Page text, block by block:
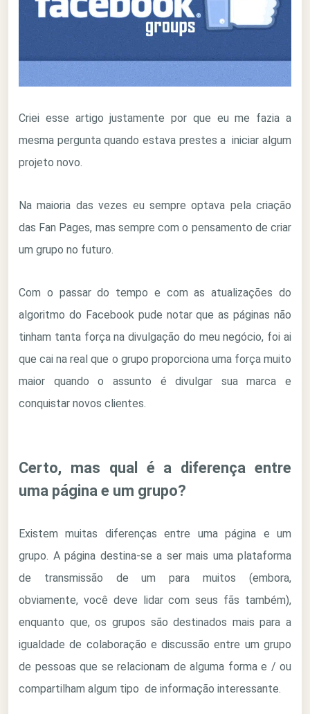
Criei esse artigo justamente por que eu me fazia a
mesma pergunta quando estava prestes a iniciar algum
projeto novo.
Na maioria das vezes eu sempre optava pela criação
das Fan Pages, mas sempre com o pensamento de criar
um grupo no futuro.
Com o passar do tempo e com as atualizações do
algoritmo do Facebook pude notar que as páginas não
tinham tanta força na divulgação do meu negócio, foi ai
que cai na real que o grupo proporciona uma força muito
maior quando o assunto é divulgar sua marca e
conquistar novos clientes.
Certo, mas qual é a diferença entre
uma página e um grupo?
Existem muitas diferenças entre uma página e um
grupo. A página destina-se a ser mais uma plataforma
de transmissão de um para muitos (embora,
obviamente, você deve lidar com seus fãs também),
enquanto que, os grupos são destinados mais para a
igualdade de colaboração e discussão entre um grupo
de pessoas que se relacionam de alguma forma e / ou
compartilham algum tipo de informação interessante.